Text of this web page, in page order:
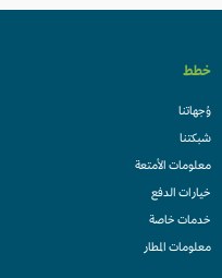
خطط
وُجهاتنا
شبكتنا
معلومات الأمتعة
خيارات الدفع
خدمات خاصة
معلومات المطار